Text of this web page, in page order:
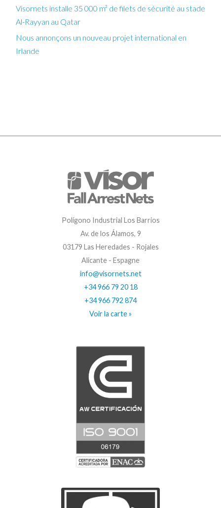
Visornets installe 35 000 m² de filets de sécurité au stade
Al-Rayyan au Qatar
Nous annonçons un nouveau projet international en
Irlande
Polígono Industrial Los Barrios
Av. de los Álamos, 9
03179 Las Heredades - Rojales
Alicante - Espagne
info@visornets.net
+34 966 79 20 18
+34 966 792 874
Voir la carte »